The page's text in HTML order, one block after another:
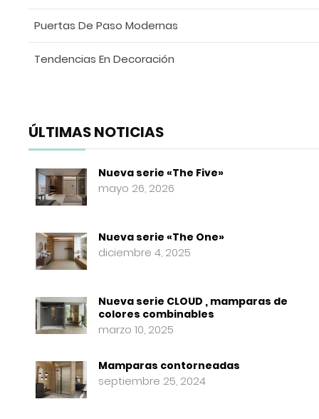
Puertas De Paso Modernas
Tendencias En Decoración
ÚLTIMAS NOTICIAS
Nueva serie «The Five»
mayo 26, 2026
Nueva serie «The One»
diciembre 4, 2025
Nueva serie CLOUD , mamparas de
colores combinables
marzo 10, 2025
Mamparas contorneadas
septiembre 25, 2024